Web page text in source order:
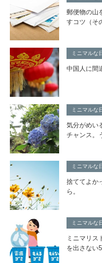
郵便物の山
すコツ（そ
ミニマルな
中国人に間
ミニマルな
気分がめい
チャンス。
ミニマルな
捨ててよか
ら。
ミニマルな
ミニマリス
を出さない